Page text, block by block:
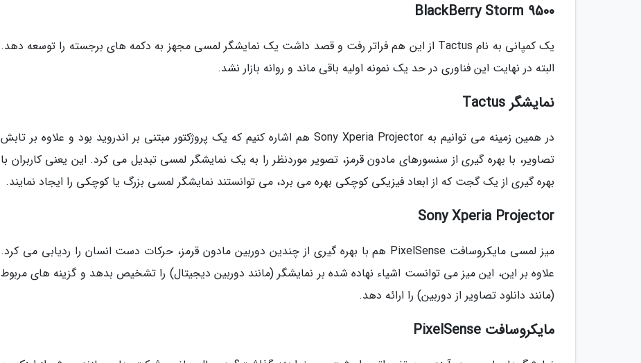
BlackBerry Storm 9500
یک کمپانی به نام Tactus از این هم فراتر رفت و قصد داشت یک نمایشگر لمسی مجهز به دکمه های برجسته را توسعه دهد.
البته در نهایت این فناوری در حد یک نمونه اولیه باقی ماند و روانه بازار نشد.
نمایشگر Tactus
در همین زمینه می توانیم به Sony Xperia Projector هم اشاره کنیم که یک پروژکتور مبتنی بر اندروید بود و علاوه بر تابش
تصاویر، با بهره گیری از سنسورهای مادون قرمز، تصویر موردنظر را به یک نمایشگر لمسی تبدیل می کرد. این یعنی کاربران با
بهره گیری از یک گجت که از ابعاد فیزیکی کوچکی بهره می برد، می توانستند نمایشگر لمسی بزرگ یا کوچکی را ایجاد نمایند.
Sony Xperia Projector
میز لمسی مایکروسافت PixelSense هم با بهره گیری از چندین دوربین مادون قرمز، حرکات دست انسان را ردیابی می کرد.
علاوه بر این، این میز می توانست اشیاء نهاده شده بر نمایشگر (مانند دوربین دیجیتال) را تشخیص بدهد و گزینه های مربوط
(مانند دانلود تصاویر از دوربین) را ارائه دهد.
مایکروسافت PixelSense